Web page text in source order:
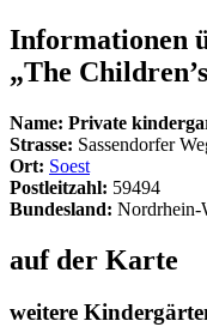
Informationen
„The
Name: Private
Strasse: Sassendorfer
Ort: Soest
Postleitzahl: 59494
Bundesland: Nordrhein-
auf der Karte
weitere